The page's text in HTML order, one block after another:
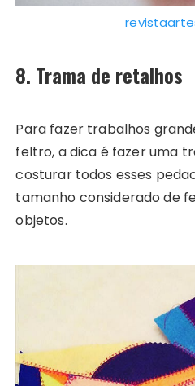
8. Trama de retalhos
Para fazer trabalhos
feltro, a dica é fazer uma
costurar todos esses
tamanho considerado de
objetos.